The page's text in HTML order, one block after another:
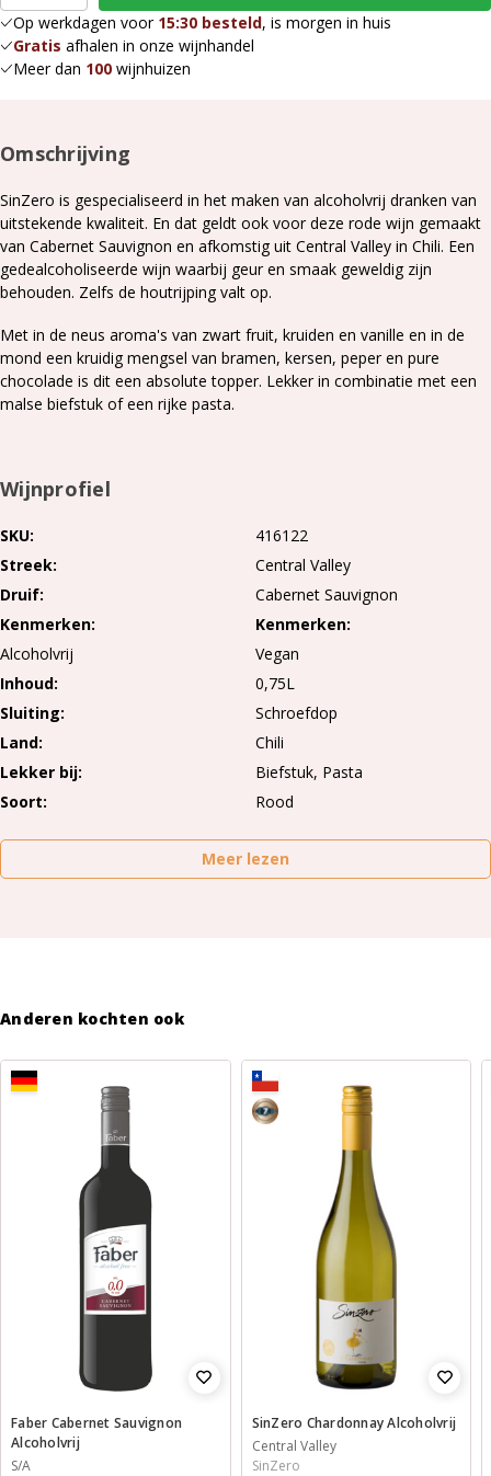
Op werkdagen voor 15:30 besteld, is morgen in huis
Gratis afhalen in onze wijnhandel
Meer dan 100 wijnhuizen
Omschrijving
SinZero is gespecialiseerd in het maken van alcoholvrij dranken van
uitstekende kwaliteit. En dat geldt ook voor deze rode wijn gemaakt
van Cabernet Sauvignon en afkomstig uit Central Valley in Chili. Een
gedealcoholiseerde wijn waarbij geur en smaak geweldig zijn
behouden. Zelfs de houtrijping valt op.
Met in de neus aroma's van zwart fruit, kruiden en vanille en in de
mond een kruidig mengsel van bramen, kersen, peper en pure
chocolade is dit een absolute topper. Lekker in combinatie met een
malse biefstuk of een rijke pasta.
Wijnprofiel
SKU
416122
Streek
Central Valley
Druif
Cabernet Sauvignon
Kenmerken
Kenmerken
Alcoholvrij
Vegan
Inhoud
0,75L
Sluiting
Schroefdop
Land
Chili
Lekker bij
Biefstuk, Pasta
Soort
Rood
Meer lezen
Anderen kochten ook
Faber Cabernet Sauvignon
Alcoholvrij
S/A
7
SinZero Chardonnay Alcoholvrij
Central Valley
SinZero